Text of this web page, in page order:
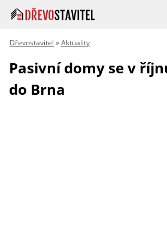
Dřevostavitel »Aktuality
Pasivní domy se v
do Brna